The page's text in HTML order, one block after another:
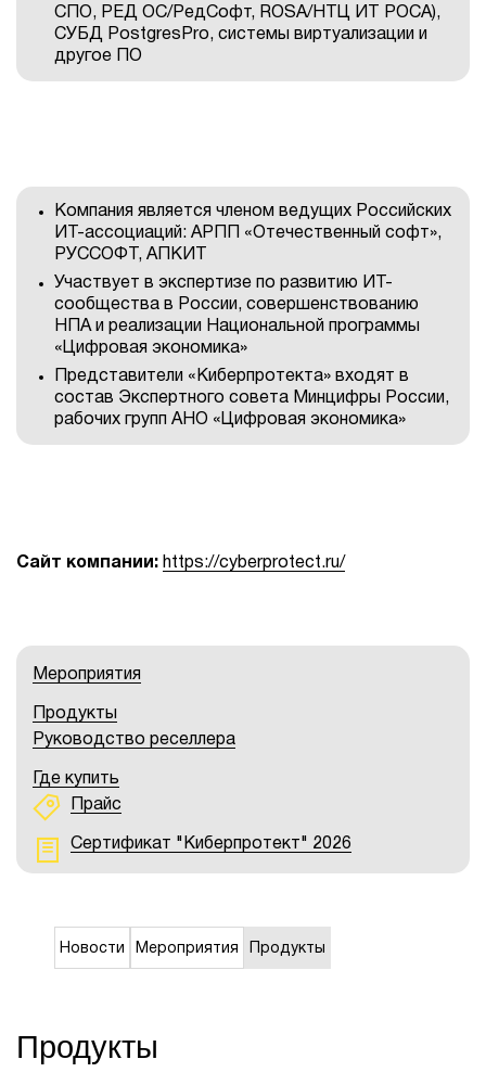
СПО, РЕД ОС/РедСофт, ROSA/НТЦ ИТ РОСА),
СУБД PostgresPro, системы виртуализации и
другое ПО
Компания является членом ведущих Российских
ИТ-ассоциаций: АРПП «Отечественный софт»,
РУССОФТ, АПКИТ
Участвует в экспертизе по развитию ИТ-
сообщества в России, совершенствованию
НПА и реализации Национальной программы
«Цифровая экономика»
Представители «Киберпротекта» входят в
состав Экспертного совета Минцифры России,
рабочих групп АНО «Цифровая экономика»
Сайт компании: https://cyberprotect.ru/
Новости Мероприятия Продукты
Продукты
Мероприятия
Продукты
Руководство реселлера
Где купить
Прайс
Сертификат "Киберпротект" 2026